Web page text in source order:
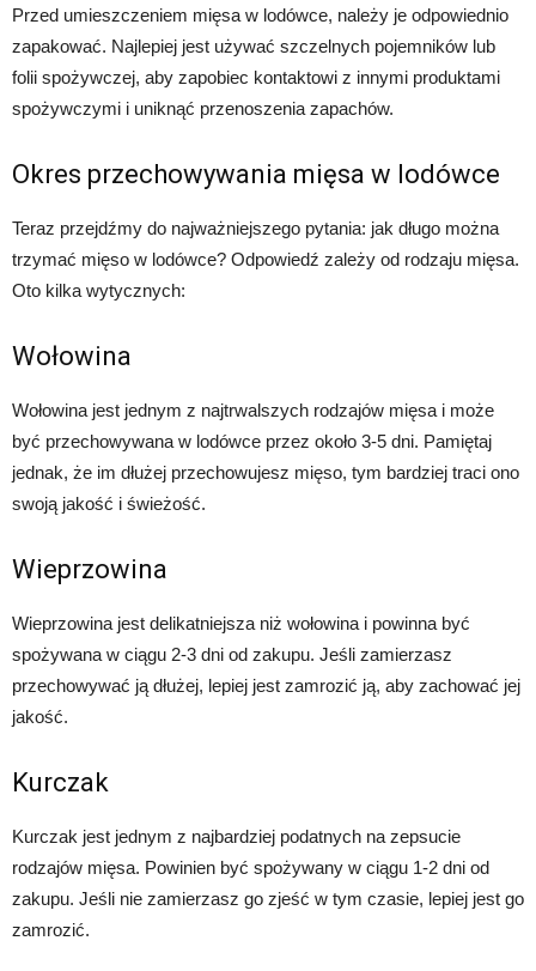
Przed umieszczeniem mięsa w lodówce, należy je odpowiednio
zapakować. Najlepiej jest używać szczelnych pojemników lub
folii spożywczej, aby zapobiec kontaktowi z innymi produktami
spożywczymi i uniknąć przenoszenia zapachów.
Okres przechowywania mięsa w lodówce
Teraz przejdźmy do najważniejszego pytania: jak długo można
trzymać mięso w lodówce? Odpowiedź zależy od rodzaju mięsa.
Oto kilka wytycznych:
Wołowina
Wołowina jest jednym z najtrwalszych rodzajów mięsa i może
być przechowywana w lodówce przez około 3-5 dni. Pamiętaj
jednak, że im dłużej przechowujesz mięso, tym bardziej traci ono
swoją jakość i świeżość.
Wieprzowina
Wieprzowina jest delikatniejsza niż wołowina i powinna być
spożywana w ciągu 2-3 dni od zakupu. Jeśli zamierzasz
przechowywać ją dłużej, lepiej jest zamrozić ją, aby zachować jej
jakość.
Kurczak
Kurczak jest jednym z najbardziej podatnych na zepsucie
rodzajów mięsa. Powinien być spożywany w ciągu 1-2 dni od
zakupu. Jeśli nie zamierzasz go zjeść w tym czasie, lepiej jest go
zamrozić.